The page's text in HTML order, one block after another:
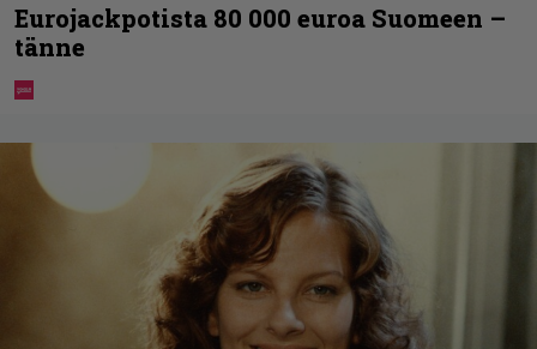
Eurojackpotista 80 000 euroa Suomeen –
tänne